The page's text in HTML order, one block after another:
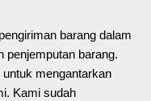
barang dalam
penjemputan barang.
mengantarkan
Kami sudah